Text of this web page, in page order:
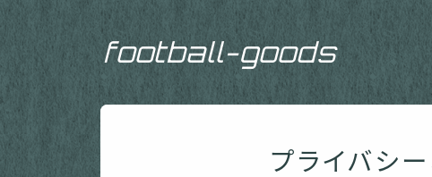
football-goods
プライバシ